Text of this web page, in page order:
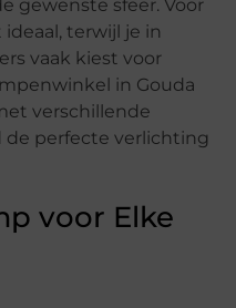
gewenste sfeer. Voor
terwijl je in
vaak kiest voor
in Gouda
verschillende
de perfecte verlichting
voor Elke